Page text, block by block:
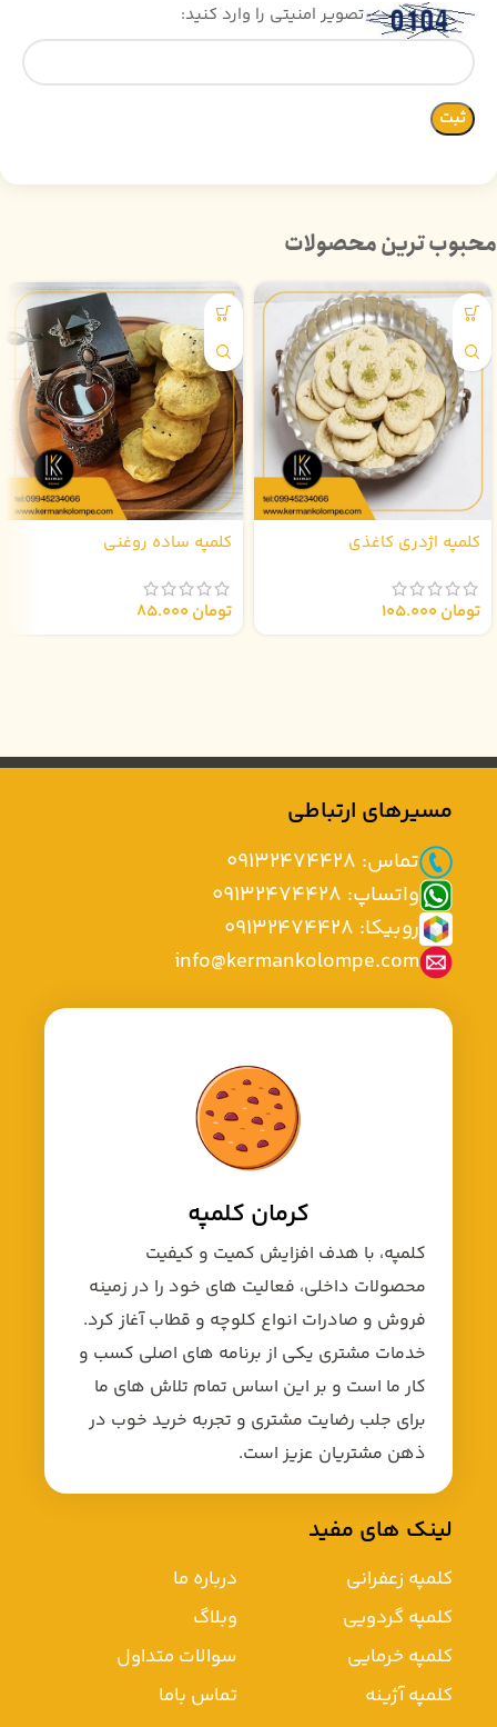
تصویر امنیتی را وارد کنید:
محبوب ترین محصولات
کلمپه اژدری کاغذی
تومان
کلمپه ساده روغنی
تومان
لینک های مفید
کلمپه زعفرانی
کلمپه گردویی
کلمپه خرمایی
کلمپه آژینه
درباره ما
وبلاگ
سوالات متداول
تماس باما
کرمان کلمپه
کلمپه، با هدف افزایش کمیت و کیفیت
محصولات داخلی، فعالیت های خود را در زمینه
فروش و صادرات انواع کلوچه و قطاب آغاز کرد.
خدمات مشتری یکی از برنامه های اصلی کسب و
کار ما است و بر این اساس تمام تلاش های ما
برای جلب رضایت مشتری و تجربه خرید خوب در
ذهن مشتریان عزیز است.
مسیرهای ارتباطی
تماس: 09132474428
واتساپ: 09132474428
روبیکا: 09132474428
info@kermankolompe.com